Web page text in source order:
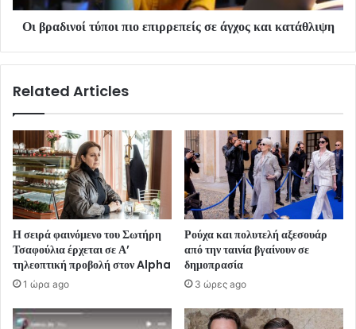
Οι βραδινοί τύποι πιο επιρρεπείς σε άγχος και κατάθλιψη
Related Articles
Η σειρά φαινόμενο του Σωτήρη
Τσαφούλια έρχεται σε Α’
τηλεοπτική προβολή στον Alpha
1 ώρα ago
Ρούχα και πολυτελή αξεσουάρ
από την ταινία βγαίνουν σε
δημοπρασία
3 ώρες ago